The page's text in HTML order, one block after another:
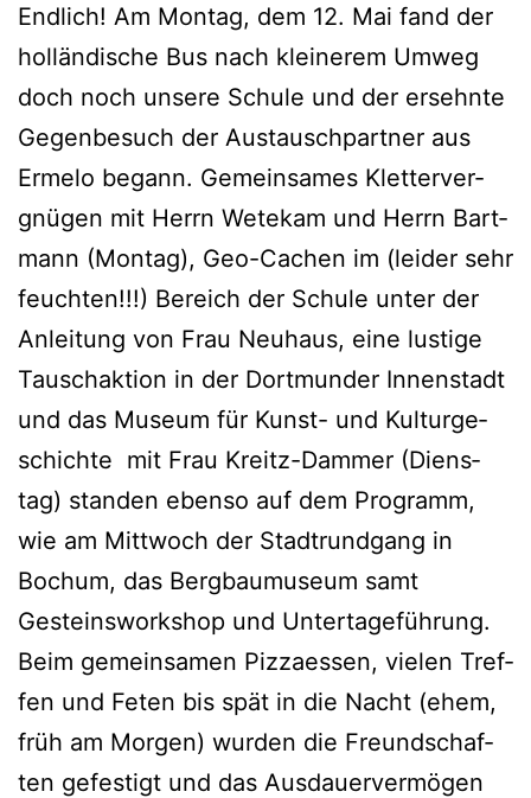
End­lich! Am Mon­tag, dem 12. Mai fand der
hol­län­di­sche Bus nach klei­ne­rem Umweg
doch noch unse­re Schu­le und der ersehn­te
Gegen­be­such der Aus­tausch­part­ner aus
Erme­lo begann. Gemein­sa­mes Klet­ter­ver­
gnü­gen mit Herrn Wete­kam und Herrn Bart­
mann (Mon­tag), Geo-Cachen im (lei­der sehr
feuch­ten!!!) Bereich der Schu­le unter der
Anlei­tung von Frau Neu­haus, eine lus­ti­ge
Tausch­ak­ti­on in der Dort­mun­der Innen­stadt
und das Muse­um für Kunst- und Kul­tur­ge­
schich­te mit Frau Kreitz-Dam­mer (Diens­
tag) stan­den eben­so auf dem Pro­gramm,
wie am Mitt­woch der Stadt­rund­gang in
Bochum, das Berg­bau­mu­se­um samt
Gesteins­work­shop und Unter­ta­ge­füh­rung.
Beim gemein­sa­men Piz­za­es­sen, vie­len Tref­
fen und Feten bis spät in die Nacht (ehem,
früh am Mor­gen) wur­den die Freund­schaf­
ten gefes­tigt und das Aus­dau­er­ver­mö­gen